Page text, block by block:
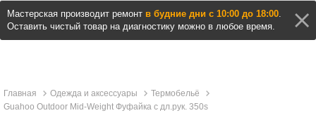
Мастерская производит ремонт в будние дни с 10:00 до 18:00.
Оставить чистый товар на диагностику можно в любое время.
Главная Одежда и аксессуары
Термобельё
Guahoo Outdoor Mid-Weight Фуфайка с дл.рук. 350s